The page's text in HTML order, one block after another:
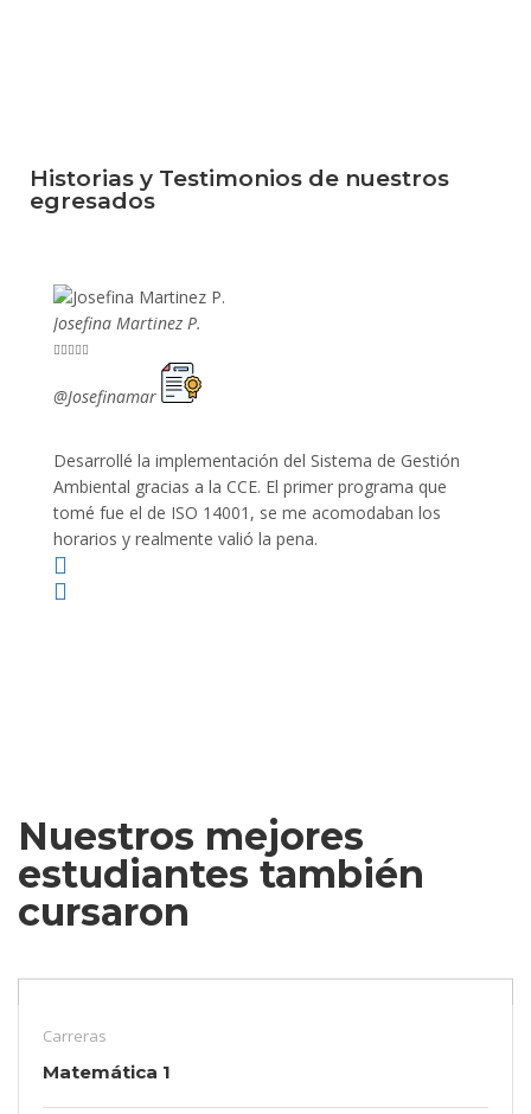
Historias y Testimonios de nuestros
egresados
Josefina Martinez P.

@Josefinamar
Desarrollé la implementación del Sistema de Gestión
Ambiental gracias a la CCE. El primer programa que
tomé fue el de ISO 14001, se me acomodaban los
horarios y realmente valió la pena.
Nuestros mejores
estudiantes también
cursaron
Carreras
Matemática 1